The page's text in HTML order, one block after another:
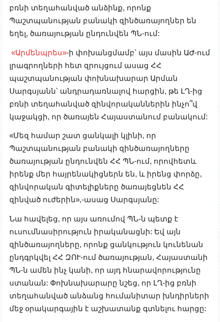
բռնի տեղահանված անձինք, որոնք
Պաշտպանության բանակի զինծառայողներ են
եղել, ծառայության ընդունվեն ՊՆ-ում:
«Արմենպրես»-ի փոխանցմամբ՝ այս մասին ԱԺ-ում
լրագրողների հետ զրույցում ասաց ՀՀ
պաշտպանության փոխնախարար Արման
Սարգսյանն՝ անդրադառնալով հարցին, թե ԼՂ-ից
բռնի տեղահանված զինվորականներին ինչո՞վ
կաջակցի, որ ծառայեն Հայաստանում բանակում:
«Մեզ համար շատ ցանկալի կլինի, որ
Պաշտպանության բանակի զինծառայողները
ծառայության ընդունվեն ՀՀ ՊՆ-ում, որովհետև
իրենք մեր հայրենակիցներն են, և իրենց փորձը,
զինվորական գիտելիքները ծառայեցնեն ՀՀ
զինված ուժերին»,-ասաց Սարգսյանը:
Նա հավելեց, որ այս առումով ՊՆ-ն պետք է
ուսումնասիրություն իրականացնի: Եվ այն
զինծառայողները, որոնք ցանկություն կունենան
ընդգրկվել ՀՀ ԶՈՒ-ում ծառայության, Հայաստանի
ՊՆ-ն ամեն ինչ կանի, որ այդ հնարավորությունը
ստանան: Փոխնախարարը նշեց, որ ԼՂ-ից բռնի
տեղահանված անձանց հումանիտար խնդիրների
մեջ օրակարգային է աշխատանք գտնելու հարցը: